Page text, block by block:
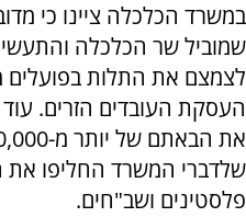
במשרד הכלכלה ציינו כי
שמוביל שר הכלכלה
לצמצם את התלות
העסקת העובדים הזרים.
שלדברי המשרד החליפו את
פלסטינים ושב"חים.